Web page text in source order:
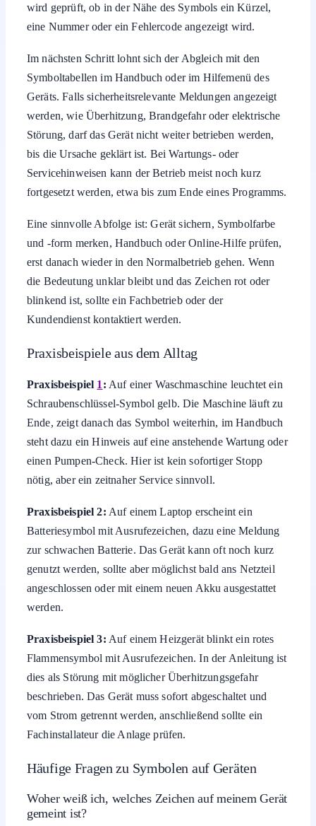
wird geprüft, ob in der Nähe des Symbols ein Kürzel,
eine Nummer oder ein Fehlercode angezeigt wird.
Im nächsten Schritt lohnt sich der Abgleich mit den
Symboltabellen im Handbuch oder im Hilfemenü des
Geräts. Falls sicherheitsrelevante Meldungen angezeigt
werden, wie Überhitzung, Brandgefahr oder elektrische
Störung, darf das Gerät nicht weiter betrieben werden,
bis die Ursache geklärt ist. Bei Wartungs- oder
Servicehinweisen kann der Betrieb meist noch kurz
fortgesetzt werden, etwa bis zum Ende eines Programms.
Eine sinnvolle Abfolge ist: Gerät sichern, Symbolfarbe
und -form merken, Handbuch oder Online-Hilfe prüfen,
erst danach wieder in den Normalbetrieb gehen. Wenn
die Bedeutung unklar bleibt und das Zeichen rot oder
blinkend ist, sollte ein Fachbetrieb oder der
Kundendienst kontaktiert werden.
Praxisbeispiele aus dem Alltag
Praxisbeispiel 1 : Auf einer Waschmaschine leuchtet ein
Schraubenschlüssel-Symbol gelb. Die Maschine läuft zu
Ende, zeigt danach das Symbol weiterhin, im Handbuch
steht dazu ein Hinweis auf eine anstehende Wartung oder
einen Pumpen-Check. Hier ist kein sofortiger Stopp
nötig, aber ein zeitnaher Service sinnvoll.
Praxisbeispiel 2: Auf einem Laptop erscheint ein
Batteriesymbol mit Ausrufezeichen, dazu eine Meldung
zur schwachen Batterie. Das Gerät kann oft noch kurz
genutzt werden, sollte aber möglichst bald ans Netzteil
angeschlossen oder mit einem neuen Akku ausgestattet
werden.
Praxisbeispiel 3: Auf einem Heizgerät blinkt ein rotes
Flammensymbol mit Ausrufezeichen. In der Anleitung ist
dies als Störung mit möglicher Überhitzungsgefahr
beschrieben. Das Gerät muss sofort abgeschaltet und
vom Strom getrennt werden, anschließend sollte ein
Fachinstallateur die Anlage prüfen.
Häufige Fragen zu Symbolen auf Geräten
Woher weiß ich, welches Zeichen auf meinem Gerät
gemeint ist?